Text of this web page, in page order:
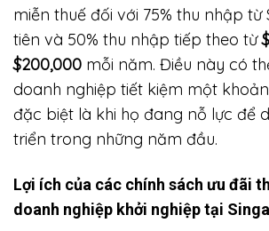
miễn thuế đối với 75% thu nhập từ
tiên và 50% thu nhập tiếp theo từ
$200,000 mỗi năm. Điều này có
doanh nghiệp tiết kiệm một
đặc biệt là khi họ đang nỗ lực để
triển trong những năm đầu.
Lợi ích của các chính sách ưu đãi
doanh nghiệp khởi nghiệp tại